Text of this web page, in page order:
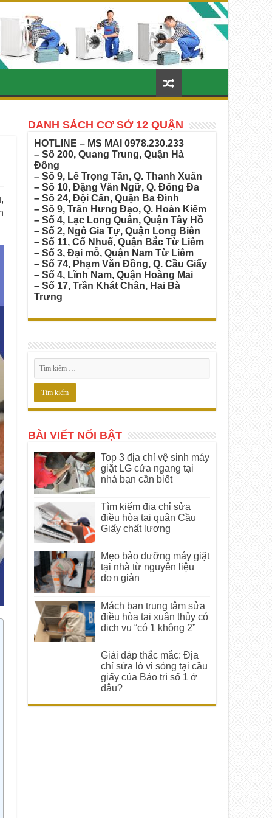
DANH SÁCH CƠ SỞ 12 QUẬN
HOTLINE – MS MAI 0978.230.233
– Số 200, Quang Trung, Quận Hà
Đông
– Số 9, Lê Trọng Tấn, Q. Thanh Xuân
– Số 10, Đặng Văn Ngữ, Q. Đống Đa
– Số 24, Đội Cấn, Quận Ba Đình
– Số 9, Trần Hưng Đạo, Q. Hoàn Kiếm
– Số 4, Lạc Long Quân, Quận Tây Hồ
– Số 2, Ngô Gia Tự, Quận Long Biên
– Số 11, Cổ Nhuế, Quận Bắc Từ Liêm
– Số 3, Đại mỗ, Quận Nam Từ Liêm
– Số 74, Phạm Văn Đồng, Q. Cầu Giấy
– Số 4, Lĩnh Nam, Quận Hoàng Mai
– Số 17, Trần Khát Chân, Hai Bà
Trưng
BÀI VIẾT NỔI BẬT
Top 3 địa chỉ vệ sinh máy
giặt LG cửa ngang tại
nhà bạn cần biết
Tìm kiếm địa chỉ sửa
điều hòa tại quận Cầu
Giấy chất lượng
Mẹo bảo dưỡng máy giặt
tại nhà từ nguyên liệu
đơn giản
Mách bạn trung tâm sửa
điều hòa tại xuân thủy có
dịch vụ “có 1 không 2”
Giải đáp thắc mắc: Địa
chỉ sửa lò vi sóng tại cầu
giấy của Bảo trì số 1 ở
đâu?